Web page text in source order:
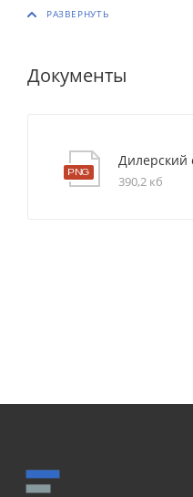
Документы
Дилерский
390,2 кб